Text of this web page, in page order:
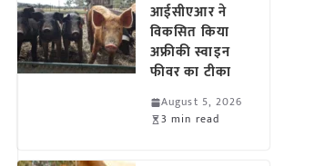
आईसीएआर ने
विकसित किया
अफ्रीकी स्वाइन
फीवर का टीका
August 5, 2026
3 min read